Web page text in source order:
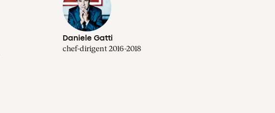
Daniele Gatti
chef-dirigent 2016-2018